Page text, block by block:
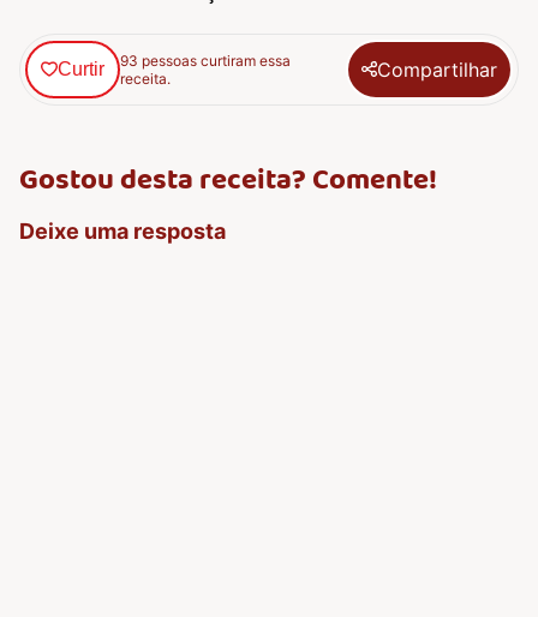
Curtir
93 pessoas curtiram essa
receita.
Compartilhar
Gostou desta receita? Comente!
Deixe uma resposta